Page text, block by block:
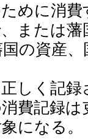
めに消
は藩国
の資産
く記録
録は吏
になる。